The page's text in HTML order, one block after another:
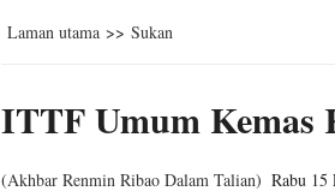
Laman utama >> Sukan
ITTF Umum Kemas
(Akhbar Renmin Ribao Dalam Talian) Rabu 15